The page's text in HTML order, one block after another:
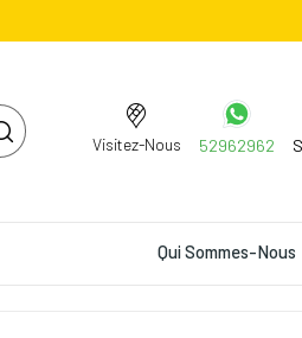
Visitez-Nous 52962962
Qui Sommes-Nous